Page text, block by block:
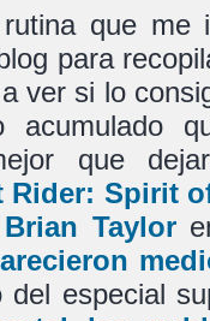
que me
para
ver si lo
acumulado
que
Rider: Spirit
Brian Taylor
especial